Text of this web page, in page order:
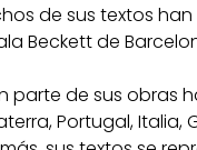
de sus textos
Beckett de
parte de sus obras
Portugal, Italia,